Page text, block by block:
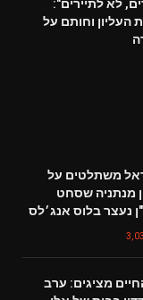
לא לתיירים":
וחותם על
משתלטים על
מנתניה שסחט
נעצר בלוס אנג׳לס
מציגים: ערב